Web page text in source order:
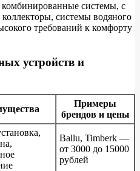
комбинированные системы, с
системы водяного
требований к комфорту
устройств и
Примеры
брендов и цены
Ballu, Timberk —
от 3000 до 15000
рублей